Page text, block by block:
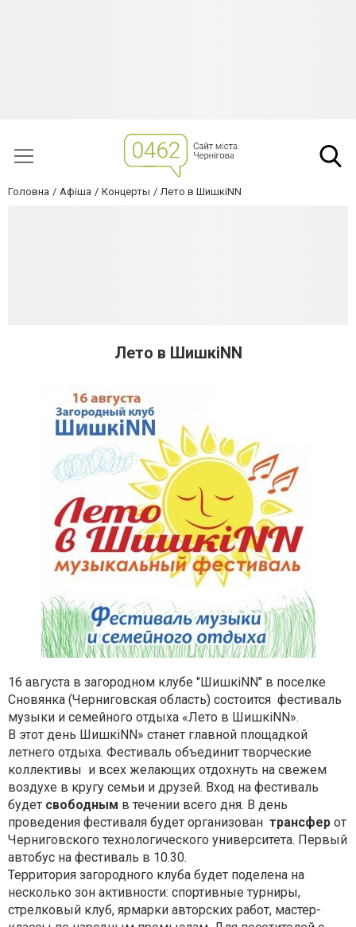
Головна Афіша Концерты Лето в ШишкiNN
Лето в ШишкiNN
16 августа в загородном клубе "ШишкiNN" в поселке
Сновянка (Черниговская область) состоится фестиваль
музыки и семейного отдыха «Лето в ШишкiNN».
В этот день ШишкiNN» станет главной площадкой
летнего отдыха. Фестиваль объединит творческие
коллективы и всех желающих отдохнуть на свежем
воздухе в кругу семьи и друзей. Вход на фестиваль
будет свободным в течении всего дня. В день
проведения фестиваля будет организован трансфер от
Черниговского технологического университета. Первый
автобус на фестиваль в 10.30.
Территория загородного клуба будет поделена на
несколько зон активности: спортивные турниры,
стрелковый клуб, ярмарки авторских работ, мастер-